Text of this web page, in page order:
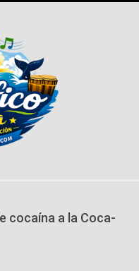
cocaína a la Coca-